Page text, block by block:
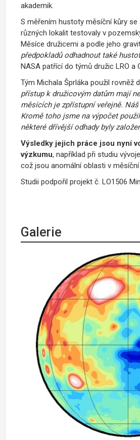
akademik.
S měřením hustoty měsíční kůry
různých lokalit testovaly v
Měsíce družicemi a podle jeho
předpokladů odhadnout také
NASA patřící do týmů družic LRO a
Tým Michala Šprláka použil rovněž
přístup k družicovým datům mají
měsících je zpřístupní veřejně.
Kromě toho jsme na výpočet
některé dřívější odhady byly
Výsledky jejich práce jsou nyní
výzkumu, například při studiu
což jsou anomální oblasti v
Studii podpořil projekt č. LO1506
Galerie